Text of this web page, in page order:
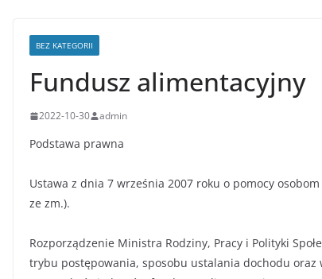
BEZ KATEGORII
Fundusz alimentacyjny
2022-10-30 admin
Podstawa prawna
Ustawa z dnia 7 września 2007 roku o pomocy
ze zm.).
Rozporządzenie Ministra Rodziny, Pracy i Polityki
trybu postępowania, sposobu ustalania dochodu